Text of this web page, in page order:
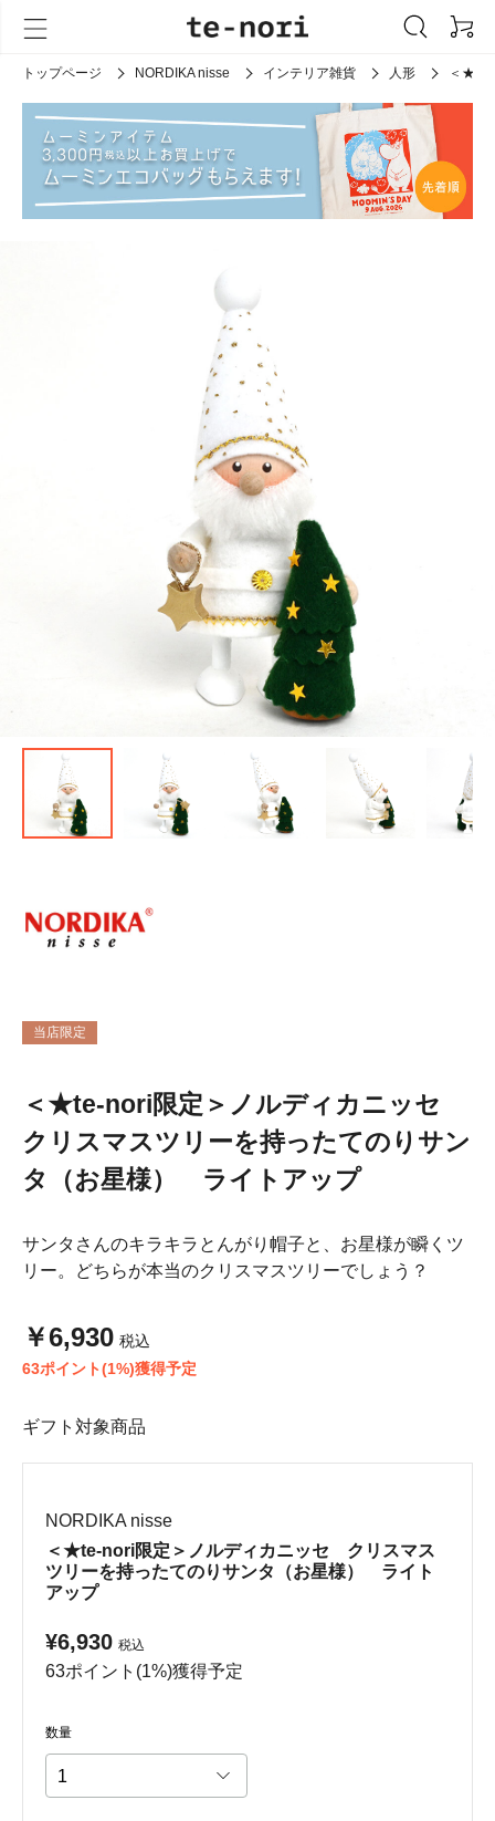
トップページ NORDIKA nisse インテリア雑貨 人形 ＜★te-
当店限定
＜★te-nori限定＞ノルディカニッセ
クリスマスツリーを持ったてのりサン
タ（お星様） ライトアップ
サンタさんのキラキラとんがり帽子と、お星様が瞬くツ
リー。どちらが本当のクリスマスツリーでしょう？
￥6,930 税込
63ポイント(1%)獲得予定
ギフト対象商品
NORDIKA nisse
＜★te-nori限定＞ノルディカニッセ クリスマス
ツリーを持ったてのりサンタ（お星様） ライト
アップ
¥6,930 税込
63ポイント(1%)獲得予定
数量